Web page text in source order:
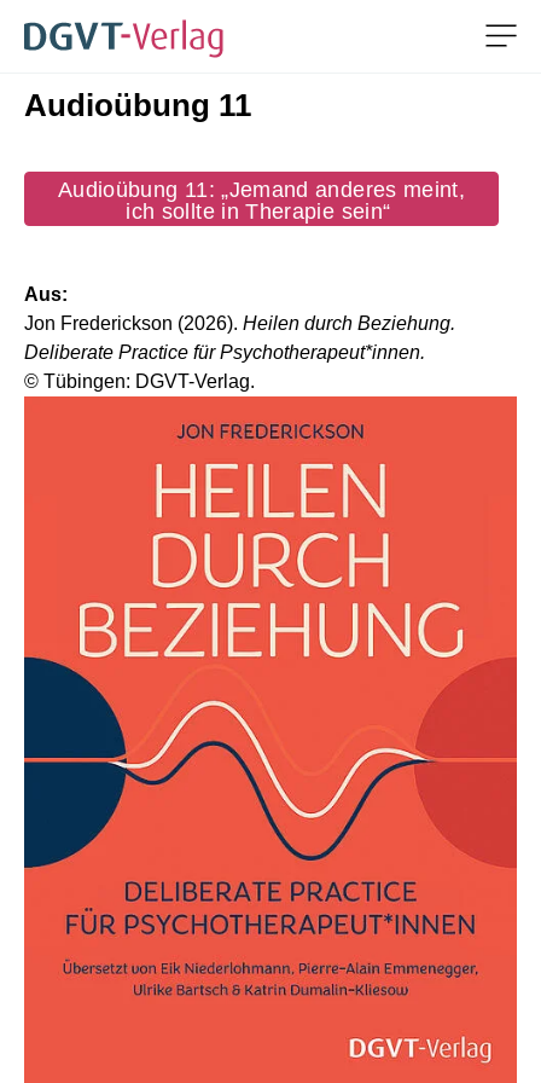
ZUM HAUPTINHALT SPRINGEN
Audioübung 11
Audioübung 11: „Jemand anderes meint,
ich sollte in Therapie sein“
Aus:
Jon Frederickson (2026). Heilen durch Beziehung.
Deliberate Practice für Psychotherapeut*innen.
© Tübingen: DGVT-Verlag.